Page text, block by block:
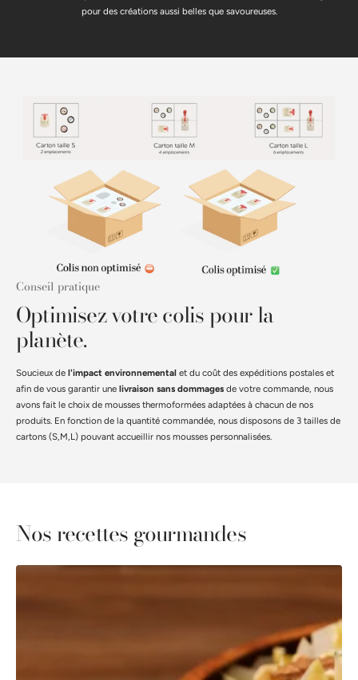
pour des créations aussi belles que savoureuses.
Conseil pratique
Optimisez votre colis pour la
planète.
Soucieux de l'impact environnemental et du coût des expéditions postales et
afin de vous garantir une livraison sans dommages de votre commande, nous
avons fait le choix de mousses thermoformées adaptées à chacun de nos
produits. En fonction de la quantité commandée, nous disposons de 3 tailles de
cartons (S,M,L) pouvant accueillir nos mousses personnalisées.
Nos recettes gourmandes